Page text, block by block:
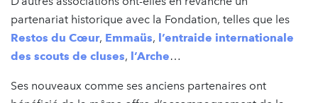
partenariat historique avec la Fondation, telles que les
Restos du Cœur, Emmaüs, l’entraide internationale
des scouts de cluses, l’Arche…
Ses nouveaux comme ses anciens partenaires ont